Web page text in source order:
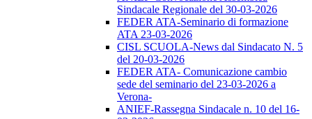
Sindacale Regionale del 30-03-2026
FEDER ATA-Seminario di formazione
ATA 23-03-2026
CISL SCUOLA-News dal Sindacato N. 5
del 20-03-2026
FEDER ATA- Comunicazione cambio
sede del seminario del 23-03-2026 a
Verona-
ANIEF-Rassegna Sindacale n. 10 del 16-